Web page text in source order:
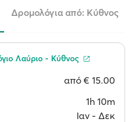
Δρομολόγια από: Κύθνος
από € 15.00
1h 10m
Ιαν ‐ Δεκ
Λαύριο - Κύθνος